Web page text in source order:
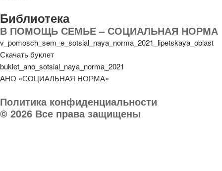
Библиотека
В ПОМОЩЬ СЕМЬЕ – СОЦИАЛЬНАЯ НОРМА
v_pomosch_sem_e_sotsial_naya_norma_2021_lipetskaya_oblast
Скачать буклет
buklet_ano_sotsial_naya_norma_2021
АНО «СОЦИАЛЬНАЯ НОРМА»
Политика конфиденциальности
© 2026 Все права защищены